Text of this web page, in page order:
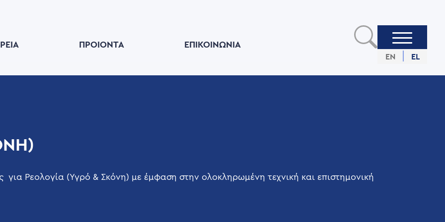
ΠΡΟΙΟΝΤΑ ΕΠΙΚΟΙΝΩΝIΑ
EN EL
για Ρεολογία (Υγρό & Σκόνη) με έμφαση στην ολοκληρωμένη τεχνική και επιστημονική